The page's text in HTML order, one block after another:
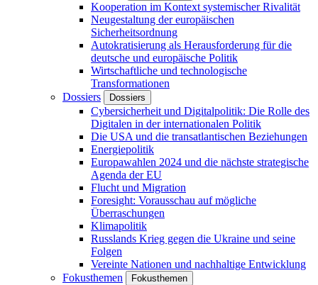
Kooperation im Kontext systemischer Rivalität
Neugestaltung der europäischen
Sicherheitsordnung
Autokratisierung als Herausforderung für die
deutsche und europäische Politik
Wirtschaftliche und technologische
Transformationen
Dossiers
Dossiers
Cybersicherheit und Digitalpolitik: Die Rolle des
Digitalen in der internationalen Politik
Die USA und die transatlantischen Beziehungen
Energiepolitik
Europawahlen 2024 und die nächste strategische
Agenda der EU
Flucht und Migration
Foresight: Vorausschau auf mögliche
Überraschungen
Klimapolitik
Russlands Krieg gegen die Ukraine und seine
Folgen
Vereinte Nationen und nachhaltige Entwicklung
Fokusthemen
Fokusthemen